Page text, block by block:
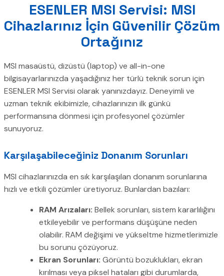
ESENLER MSI Servisi: MSI
Cihazlarınız İçin Güvenilir Çözüm
Ortağınız
MSI masaüstü, dizüstü (laptop) ve all-in-one
bilgisayarlarınızda yaşadığınız her türlü teknik sorun için
ESENLER MSI Servisi olarak yanınızdayız. Deneyimli ve
uzman teknik ekibimizle, cihazlarınızın ilk günkü
performansına dönmesi için profesyonel çözümler
sunuyoruz.
Karşılaşabileceğiniz Donanım Sorunları
MSI cihazlarınızda en sık karşılaşılan donanım sorunlarına
hızlı ve etkili çözümler üretiyoruz. Bunlardan bazıları:
RAM Arızaları: Bellek sorunları, sistem kararlılığını
etkileyebilir ve performans düşüşüne neden
olabilir. RAM değişimi ve yükseltme hizmetlerimizle
bu sorunu çözüyoruz.
Ekran Sorunları: Görüntü bozuklukları, ekran
kırılması veya piksel hataları gibi durumlarda,